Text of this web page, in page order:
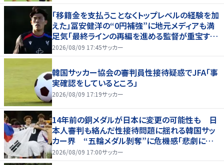
「移籍金を支払うことなくトップレベルの経験を加
えた」冨安健洋の“0円補強”に地元メディアも満
足気「最終ラインの再編を進める監督が重宝する
柔軟性を備えている」
2026/08/09 17:45サッカー
韓国サッカー協会の審判員性接待疑惑でJFA「事
実確認をしているところ」
2026/08/09 17:19サッカー
14年前の銅メダルが日本に変更の可能性も 日
本人審判も絡んだ性接待問題に揺れる韓国サッ
カー界 “五輪メダル剝奪”に危機感「悲劇に見
舞われる」
2026/08/09 17:00サッカー